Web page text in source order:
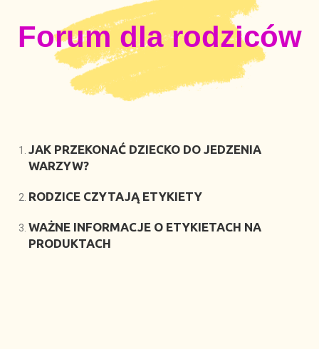
Forum dla rodziców
JAK PRZEKONAĆ DZIECKO DO JEDZENIA
WARZYW?
RODZICE CZYTAJĄ ETYKIETY
WAŻNE INFORMACJE O ETYKIETACH NA
PRODUKTACH